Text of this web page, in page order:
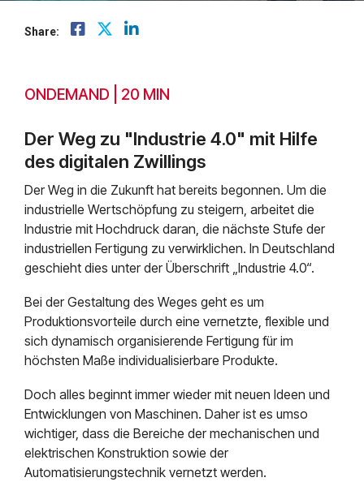
Mindsphere
praxisnahem
und
Wissen zu
PLM, CAD
direkt in Ihr
Share:
ONDEMAND | 20 MIN
Der Weg zu "Industrie 4.0" mit Hilfe
des digitalen Zwillings
Der Weg in die Zukunft hat bereits begonnen. Um die
industrielle Wertschöpfung zu steigern, arbeitet die
Industrie mit Hochdruck daran, die nächste Stufe der
industriellen Fertigung zu verwirklichen. In Deutschland
geschieht dies unter der Überschrift „Industrie 4.0“.
Bei der Gestaltung des Weges geht es um
Produktionsvorteile durch eine vernetzte, flexible und
sich dynamisch organisierende Fertigung für im
höchsten Maße individualisierbare Produkte.
Doch alles beginnt immer wieder mit neuen Ideen und
Entwicklungen von Maschinen. Daher ist es umso
wichtiger, dass die Bereiche der mechanischen und
elektrischen Konstruktion sowie der
Automatisierungstechnik vernetzt werden.